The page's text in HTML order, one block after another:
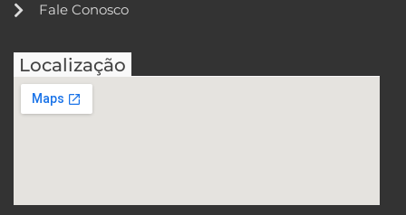
Fale Conosco
Localização